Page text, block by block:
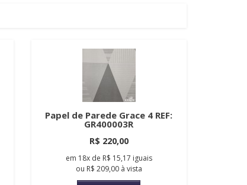
Papel de Parede Grace 4 REF:
GR400003R
R$ 220,00
em 18xde R$ 15,17 iguais
ou R$ 209,00à vista